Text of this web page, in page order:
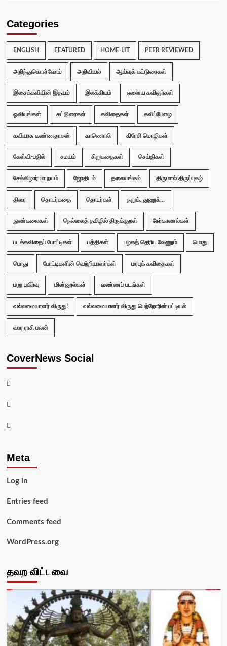
Categories
ENGLISH FEATURED HOME-LIT PEER REVIEWED
அறிந்துகொள்வோம் அறிவியல் ஆய்வுக் கட்டுரைகள்
இசைக்கவியின் இதயம் இலக்கியம் ஏனைய கவிஞர்கள்
ஓவியங்கள் கட்டுரைகள் கவிதைகள் கவிப்பேழை
கவியரசு கண்ணதாசன் காணொலி கிரேசி மொழிகள்
கேள்வி-பதில் சமயம் சிறுகதைகள் செய்திகள்
சேக்கிழார் பா நயம் ஜோதிடம் தலையங்கம் திருமால் திருப்புகழ்
திரை தொடர்கதை தொடர்கள் நறுக்..துணுக்...
நுண்கலைகள் நெல்லைத் தமிழில் திருக்குறள் நேர்காணல்கள்
படக்கவிதைப் போட்டிகள் பத்திகள் பழகத் தெரிய வேணும் பொது
பொது போட்டிகளின் வெற்றியாளர்கள் மரபுக் கவிதைகள்
மறு பகிர்வு மின்னூல்கள் வண்ணப் படங்கள்
வல்லமையாளர் விருது! வல்லமையாளர் விருது பெற்றோரின் பட்டியல்
வார ராசி பலன்
CoverNews Social
Facebook
Twitter
Youtube
Meta
Log in
Entries feed
Comments feed
WordPress.org
தவற விட்டவை